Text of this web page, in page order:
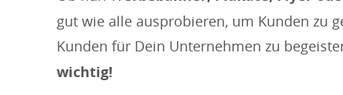
gut wie alle ausprobieren, um Kunden zu
Kunden für Dein Unternehmen zu
wichtig!